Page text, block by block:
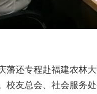
藩还专程赴福建农林
校友总会、社会服务